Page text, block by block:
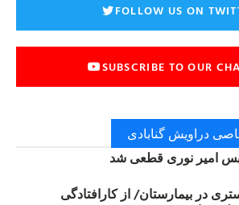
FOLLOW US ON
SUBSCRIBE TO OUR
دراویش گنابادی
امیر نوری قطعی شد
در بیمارستان/ از کارافتادگی